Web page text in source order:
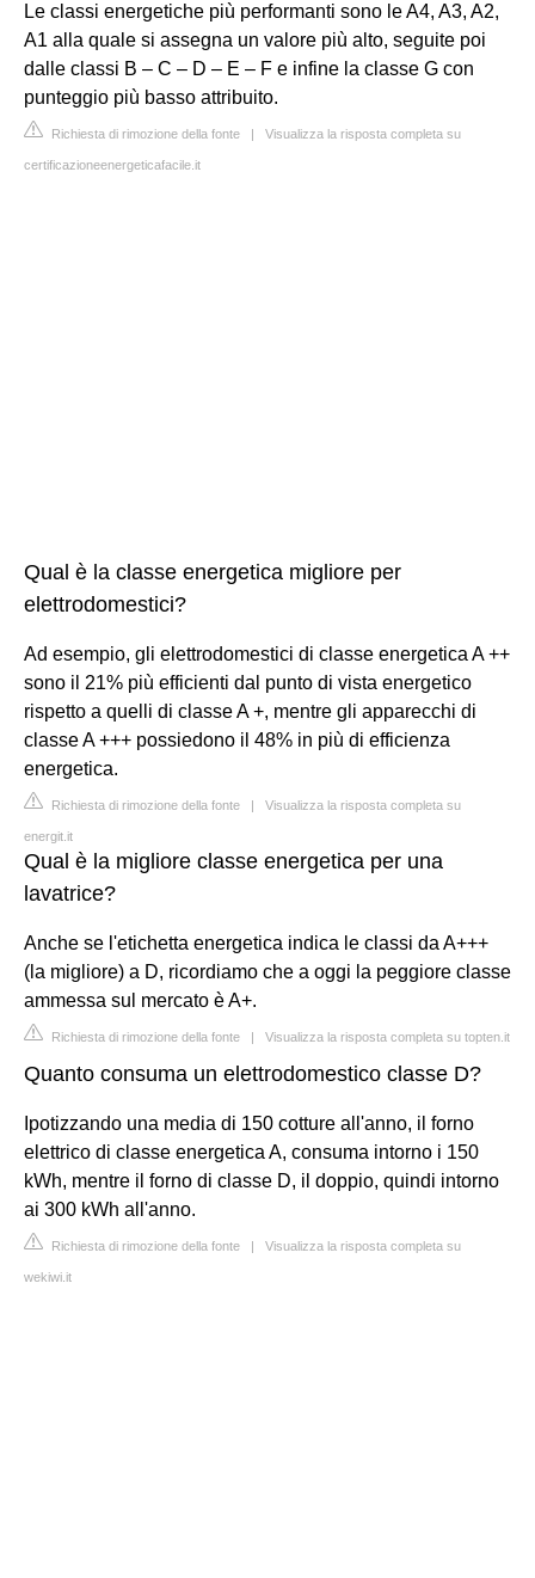
Le classi energetiche più performanti sono le A4, A3, A2,
A1 alla quale si assegna un valore più alto, seguite poi
dalle classi B – C – D – E – F e infine la classe G con
punteggio più basso attribuito.
Richiesta di rimozione della fonte | Visualizza la risposta completa su
certificazioneenergeticafacile.it
Qual è la classe energetica migliore per
elettrodomestici?
Ad esempio, gli elettrodomestici di classe energetica A ++
sono il 21% più efficienti dal punto di vista energetico
rispetto a quelli di classe A +, mentre gli apparecchi di
classe A +++ possiedono il 48% in più di efficienza
energetica.
Richiesta di rimozione della fonte | Visualizza la risposta completa su
energit.it
Qual è la migliore classe energetica per una
lavatrice?
Anche se l'etichetta energetica indica le classi da A+++
(la migliore) a D, ricordiamo che a oggi la peggiore classe
ammessa sul mercato è A+.
Richiesta di rimozione della fonte | Visualizza la risposta completa su topten.it
Quanto consuma un elettrodomestico classe D?
Ipotizzando una media di 150 cotture all'anno, il forno
elettrico di classe energetica A, consuma intorno i 150
kWh, mentre il forno di classe D, il doppio, quindi intorno
ai 300 kWh all'anno.
Richiesta di rimozione della fonte | Visualizza la risposta completa su
wekiwi.it